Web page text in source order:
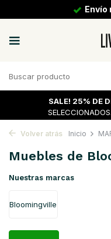
SALE! 25% DE
SELECCIONADOS.
Volver atrás Inicio
Muebles de
Nuestras marcas
Bloomingville